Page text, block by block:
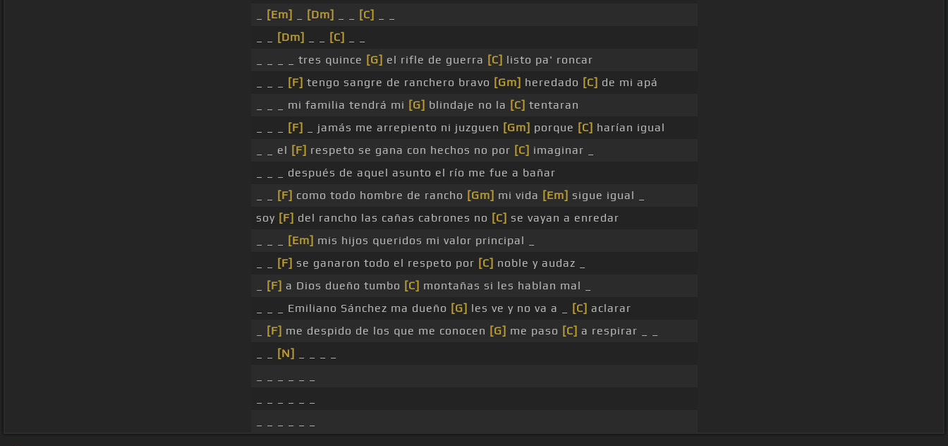
[Em] [Dm] [C]
[Dm] [C]
_ _ _ _ tres quince [G] el rifle de guerra [C] listo pa' roncar
[F] tengo sangre de ranchero bravo [Gm] heredado [C] de mi apá
_ _ _ mi familia tendrá mi [G] blindaje no la [C] tentaran
[F] _ jamás me arrepiento ni juzguen [Gm] porque [C] harían igual
_ _ el [F] respeto se gana con hechos no por [C] imaginar _
_ _ _ después de aquel asunto el río me fue a bañar
[F] como todo hombre de rancho [Gm] mi vida [Em] sigue igual _
soy [F] del rancho las cañas cabrones no [C] se vayan a enredar
[Em] mis hijos queridos mi valor principal _
[F] se ganaron todo el respeto por [C] noble y audaz _
[F] a Dios dueño tumbo [C] montañas si les hablan mal _
_ _ _ Emiliano Sánchez ma dueño [G] les ve y no va a _ [C] aclarar
[F] me despido de los que me conocen [G] me paso [C] a respirar _ _
[N]